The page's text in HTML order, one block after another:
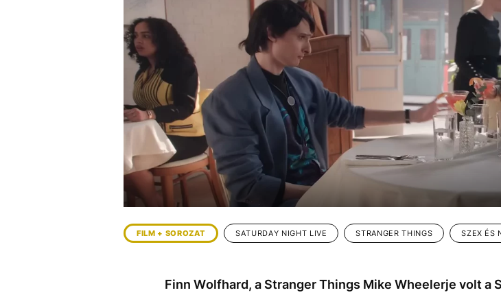
Kiemelt tartalmakVideó Kvíz Impresszum
FILM + SOROZAT SATURDAY NIGHT LIVE STRANGER THINGS SZEX ÉS
Finn Wolfhard, a Stranger Things Mike Wheelerje volt a